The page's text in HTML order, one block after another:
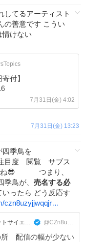
してるアーティスト
の善意です こうい
情けない
付】
7月31日(金) 4:02
7月31日(金) 13:23
グが四季鳥を
注目度 閲覧 サブス
どね😎 つまり、
鳥が、 売名する必
ったら どう反応す
czn8uzyjjwqqjr…
【公式 】鮎川 紫耀 インターネットサイエンティスト Mr.クリーン スピリスト @CZn8uZyJJwQQJra
所 配信の幅が少ない